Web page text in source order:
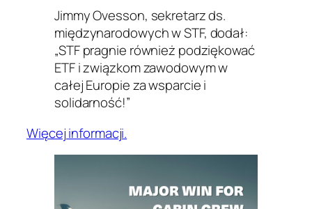
Jimmy Ovesson, sekretarz ds.
międzynarodowych w STF, dodał:
„STF pragnie również podziękować
ETF i związkom zawodowym w
całej Europie za wsparcie i
solidarność!”
Więcej informacji.